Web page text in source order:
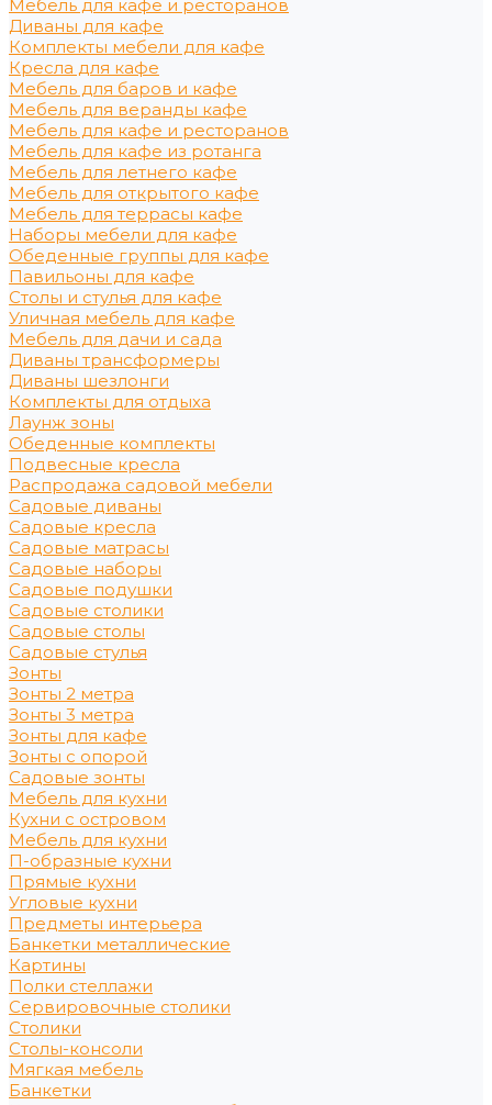
Мебель для кафе и ресторанов
Диваны для кафе
Комплекты мебели для кафе
Кресла для кафе
Мебель для баров и кафе
Мебель для веранды кафе
Мебель для кафе и ресторанов
Мебель для кафе из ротанга
Мебель для летнего кафе
Мебель для открытого кафе
Мебель для террасы кафе
Наборы мебели для кафе
Обеденные группы для кафе
Павильоны для кафе
Столы и стулья для кафе
Уличная мебель для кафе
Мебель для дачи и сада
Диваны трансформеры
Диваны шезлонги
Комплекты для отдыха
Лаунж зоны
Обеденные комплекты
Подвесные кресла
Распродажа садовой мебели
Садовые диваны
Садовые кресла
Садовые матрасы
Садовые наборы
Садовые подушки
Садовые столики
Садовые столы
Садовые стулья
Зонты
Зонты 2 метра
Зонты 3 метра
Зонты для кафе
Зонты с опорой
Садовые зонты
Мебель для кухни
Кухни с островом
Мебель для кухни
П-образные кухни
Прямые кухни
Угловые кухни
Предметы интерьера
Банкетки металлические
Картины
Полки стеллажи
Сервировочные столики
Столики
Столы-консоли
Мягкая мебель
Банкетки